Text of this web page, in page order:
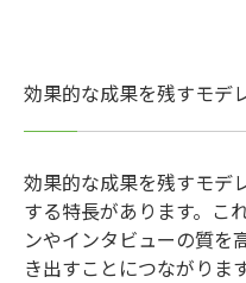
効果的な成果を残すモデ
効果的な成果を残すモデ
する特長があります。こ
ンやインタビューの質を
き出すことにつながります